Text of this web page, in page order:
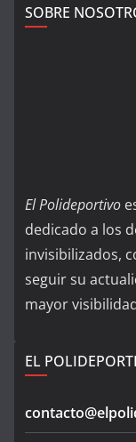
SOBRE
El Polideportivo
dedicado a los
invisibilizados,
seguir su
mayor
EL